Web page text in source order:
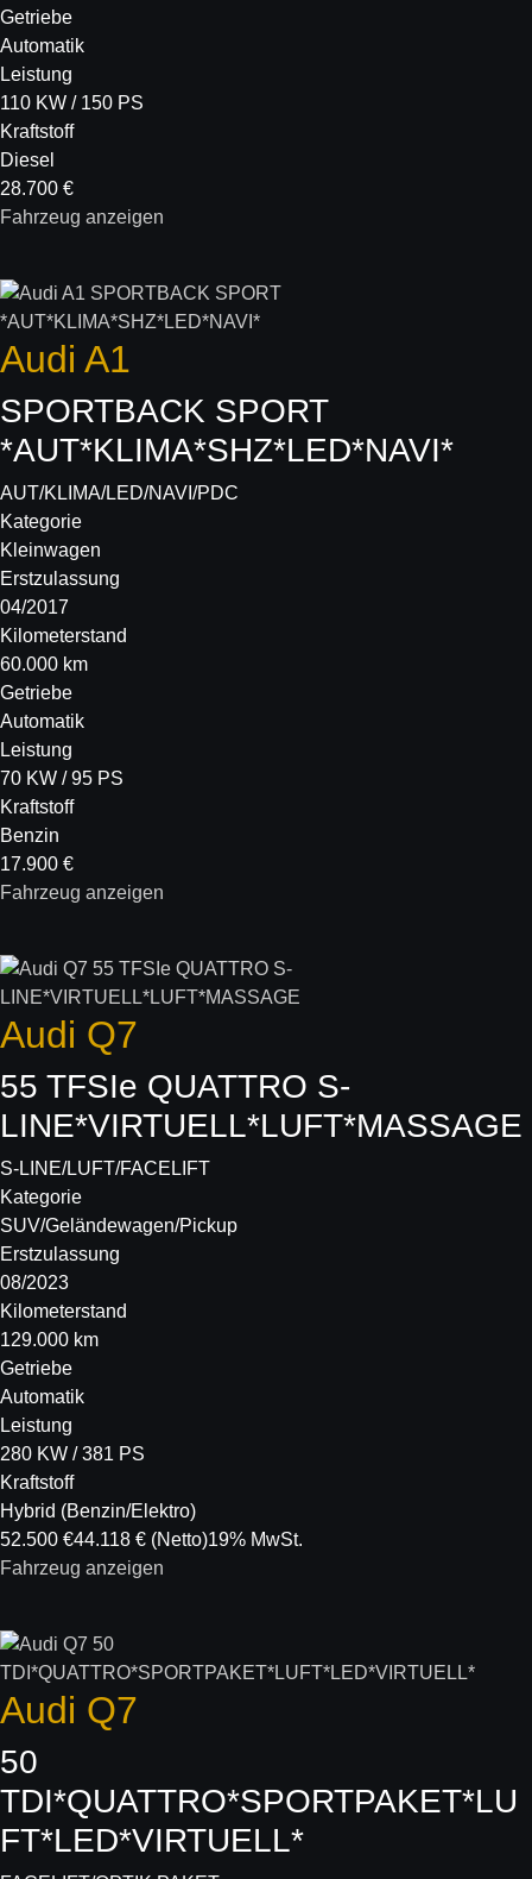
Getriebe
Automatik
Leistung
110 KW / 150 PS
Kraftstoff
Diesel
28.700 €
Fahrzeug anzeigen
Audi A1
SPORTBACK SPORT
*AUT*KLIMA*SHZ*LED*NAVI*
AUT/KLIMA/LED/NAVI/PDC
Kategorie
Kleinwagen
Erstzulassung
04/2017
Kilometerstand
60.000 km
Getriebe
Automatik
Leistung
70 KW / 95 PS
Kraftstoff
Benzin
17.900 €
Fahrzeug anzeigen
Audi Q7
55 TFSIe QUATTRO S-
LINE*VIRTUELL*LUFT*MASSAGE
S-LINE/LUFT/FACELIFT
Kategorie
SUV/Geländewagen/Pickup
Erstzulassung
08/2023
Kilometerstand
129.000 km
Getriebe
Automatik
Leistung
280 KW / 381 PS
Kraftstoff
Hybrid (Benzin/Elektro)
52.500 €44.118 € (Netto)19% MwSt.
Fahrzeug anzeigen
Audi Q7
50
TDI*QUATTRO*SPORTPAKET*LU
FT*LED*VIRTUELL*